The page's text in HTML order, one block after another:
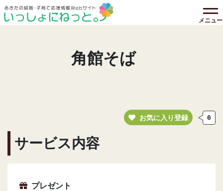
メニュー
角館そば
お気に入り登録 6
サービス内容
プレゼント